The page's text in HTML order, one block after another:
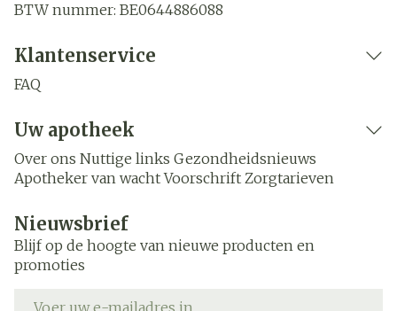
BTW nummer: BE0644886088
Klantenservice
FAQ
Uw apotheek
Over ons Nuttige links Gezondheidsnieuws
Apotheker van wacht Voorschrift Zorgtarieven
Nieuwsbrief
Blijf op de hoogte van nieuwe producten en
promoties